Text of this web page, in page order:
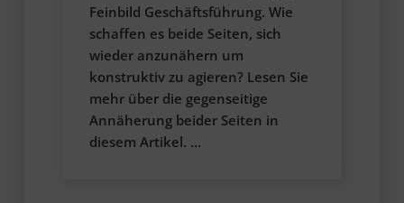
Feinbild Geschäftsführung. Wie
schaffen es beide Seiten, sich
wieder anzunähern um
konstruktiv zu agieren? Lesen Sie
mehr über die gegenseitige
Annäherung beider Seiten in
diesem Artikel. …